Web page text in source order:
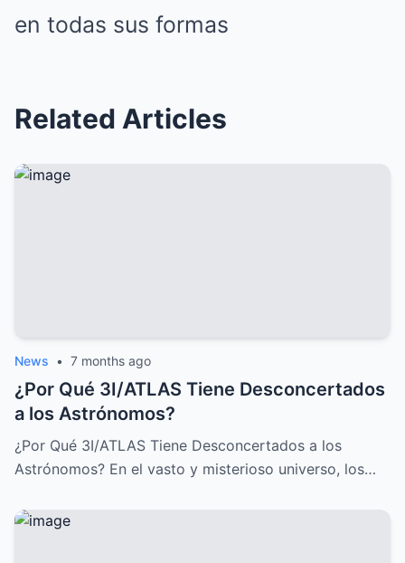
en todas sus formas
Related Articles
News • 7 months ago
¿Por Qué 3I/ATLAS Tiene Desconcertados
a los Astrónomos?
¿Por Qué 3I/ATLAS Tiene Desconcertados a los
Astrónomos? En el vasto y misterioso universo, los…